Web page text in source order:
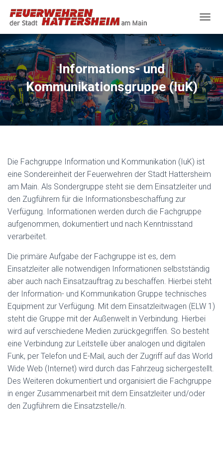
A
I
A
T
I
O
N
U
L
T
Informations- und
Kommunikationsgruppe (IuK)
Die Fachgruppe Information und Kommunikation (IuK) ist
eine Sondereinheit der Feuerwehren der Stadt Hattersheim
am Main. Als Sondergruppe steht sie dem Einsatzleiter und
den Zugführern für die Informationsbeschaffung zur
Verfügung. Informationen werden durch die Fachgruppe
aufgenommen, dokumentiert und nach Kenntnisstand
verarbeitet.
Die primäre Aufgabe der Fachgruppe ist es, dem
Einsatzleiter alle notwendigen Informationen selbstständig
aber auch nach Einsatzauftrag zu beschaffen. Hierbei steht
der Information- und Kommunikation Gruppe technisches
Equipment zur Verfügung. Mit dem Einsatzleitwagen (ELW 1)
steht die Gruppe mit der Außenwelt in Verbindung. Hierbei
wird auf verschiedene Medien zurückgegriffen. So besteht
eine Verbindung zur Leitstelle über analogen und digitalen
Funk, per Telefon und E-Mail, auch der Zugriff auf das World
Wide Web (Internet) wird durch das Fahrzeug sichergestellt.
Des Weiteren dokumentiert und organisiert die Fachgruppe
in enger Zusammenarbeit mit dem Einsatzleiter und/oder
den Zugführern die Einsatzstelle/n.